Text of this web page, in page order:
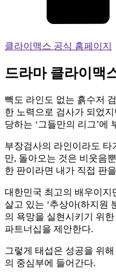
클라이맥스 공식 홈페이지
드라마 클라이맥
빽도 라인도 없는 흙수저
한 노력으로 검사가 되었
당하는 ‘그들만의 리그’에
부장검사의 라인이라도 타
만, 돌아오는 것은 비웃음
한 판이라면 내가 직접 판
대한민국 최고의 배우이지
살고 있는 ‘추상아(하지원
의 욕망을 실현시키기 위
파트너십을 제안한다.
그렇게 태섭은 성공을 위해
의 중심부에 들어간다.